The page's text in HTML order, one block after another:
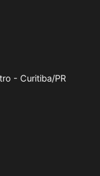
- Curitiba/PR